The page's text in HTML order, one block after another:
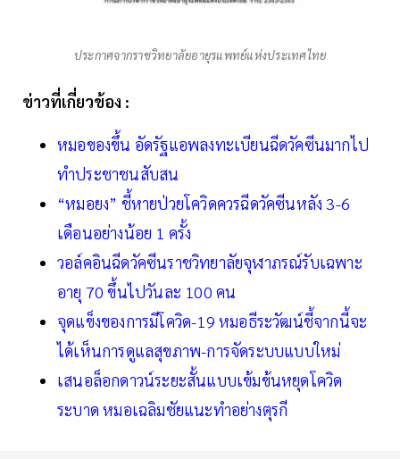
ประกาศจากราชวิทยาลัยอายุรแพทย์แห่งประเทศไทย
ข่าวที่เกี่ยวข้อง :
หมอของขึ้น อัดรัฐแอพลงทะเบียนฉีดวัคซีนมากไป
ทำประชาชนสับสน
“หมอยง” ชี้หายป่วยโควิดควรฉีดวัคซีนหลัง 3-6
เดือนอย่างน้อย 1 ครั้ง
วอล์คอินฉีดวัคซีนราชวิทยาลัยจุฬาภรณ์รับเฉพาะ
อายุ 70 ขึ้นไปวันละ 100 คน
จุดแข็งของการมีโควิด-19 หมอธีระวัฒน์ชี้จากนี้จะ
ได้เห็นการดูแลสุขภาพ-การจัดระบบแบบใหม่
เสนอล็อกดาวน์ระยะสั้นแบบเข้มข้นหยุดโควิด
ระบาด หมอเฉลิมชัยแนะทำอย่างตุรกี